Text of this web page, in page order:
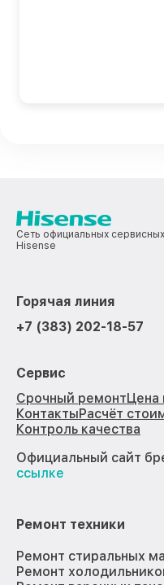
Сеть официальных
Hisense
Горячая линия
+7 (383) 202-18-57
Сервис
Срочный ремонтЦена
КонтактыРасчёт
Контроль качества
Официальный сайт
ссылке
Ремонт техники
Ремонт стиральных
Ремонт